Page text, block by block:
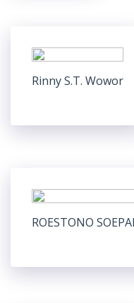
Rinny S.T. Wowor
ROESTONO